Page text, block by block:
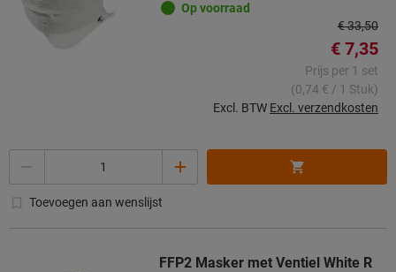
Op voorraad
€ 33,50
€ 7,35
Prijs per 1 set
(0,74 € / 1 Stuk)
Excl. BTW Excl. verzendkosten
Toevoegen aan wenslijst
FFP2 Masker met Ventiel White R